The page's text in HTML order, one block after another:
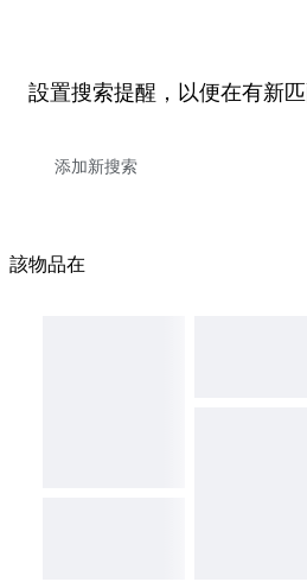
設置搜索提醒，以便在有新
該物品在